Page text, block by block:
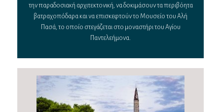
την παραδοσιακή αρχιτεκτονική, να δοκιμάσουν τα περιβόητα
βατραχοπόδαρα και να επισκεφτούν το Μουσείο του Αλή
Πασά, το οποίο στεγάζεται στο μοναστήρι του Αγίου
Παντελεήμονα.